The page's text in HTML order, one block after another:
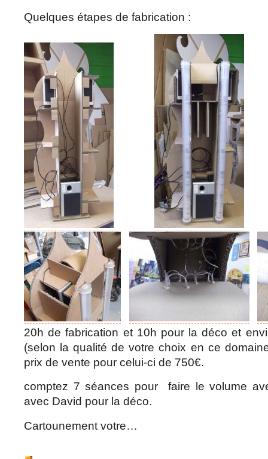
Quelques étapes de fabrication :
20h de fabrication et 10h pour la déco et
(selon la qualité de votre choix en ce
prix de vente pour celui-ci de 750€.
comptez 7 séances pour faire le volume
avec David pour la déco.
Cartounement votre…